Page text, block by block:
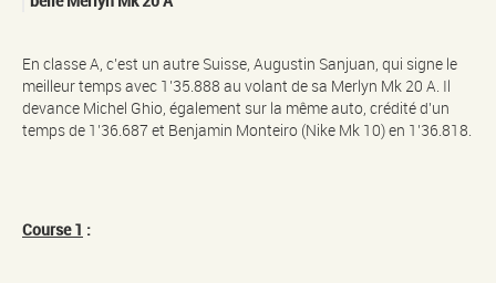
En classe A, c’est un autre Suisse, Augustin Sanjuan, qui signe le
meilleur temps avec 1’35.888 au volant de sa Merlyn Mk 20 A. Il
devance Michel Ghio, également sur la même auto, crédité d’un
temps de 1’36.687 et Benjamin Monteiro (Nike Mk 10) en 1’36.818.
Course 1 :